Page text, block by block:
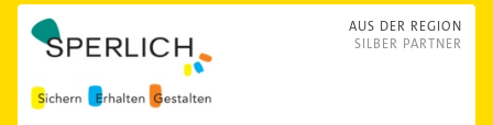
AUS DER REGION
SILBER PARTNER